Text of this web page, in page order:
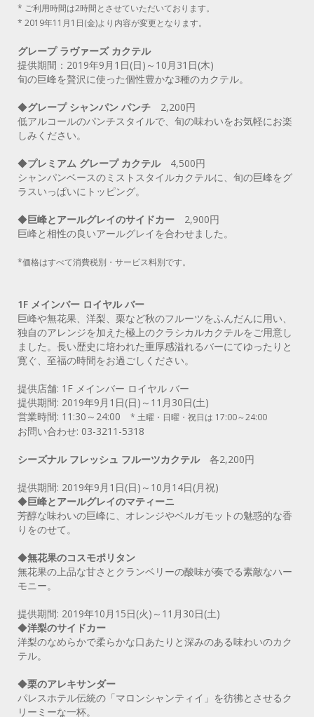
* ご利用時間は2時間とさせていただいております。
* 2019年11月1日(金)より内容が変更となります。
グレープ ラヴァーズ カクテル
提供期間：2019年9月1日(日)～10月31日(木)
旬の巨峰を贅沢に使った個性豊かな3種のカクテル。
◆グレープ シャンパン パンチ 2,200円
低アルコールのパンチスタイルで、旬の味わいをお気軽にお楽
しみください。
◆プレミアム グレープ カクテル4,500円
シャンパンベースのミストスタイルカクテルに、旬の巨峰をグ
ラスいっぱいにトッピング。
◆巨峰とアールグレイのサイドカー 2,900円
巨峰と相性の良いアールグレイを合わせました。
*価格はすべて消費税別・サービス料別です。
1F メインバー ロイヤル バー
巨峰や無花果、洋梨、栗など秋のフルーツをふんだんに用い、
独自のアレンジを加えた極上のクラシカルカクテルをご用意し
ました。長い歴史に培われた重厚感溢れるバーにてゆったりと
寛ぐ、至福の時間をお過ごしください。
提供店舗: 1F メインバー ロイヤル バー
提供期間: 2019年9月1日(日)～11月30日(土)
営業時間: 11:30～24:00 * 土曜・日曜・祝日は 17:00～24:00
お問い合わせ: 03-3211-5318
シーズナル フレッシュ フルーツカクテル各2,200円
提供期間: 2019年9月1日(日)～10月14日(月祝)
◆巨峰とアールグレイのマティーニ
芳醇な味わいの巨峰に、オレンジやベルガモットの魅惑的な香
りをのせて。
◆無花果のコスモポリタン
無花果の上品な甘さとクランベリーの酸味が奏でる素敵なハー
モニー。
提供期間: 2019年10月15日(火)～11月30日(土)
◆洋梨のサイドカー
洋梨のなめらかで柔らかな口あたりと深みのある味わいのカク
テル。
◆栗のアレキサンダー
パレスホテル伝統の「マロンシャンティイ」を彷彿とさせるク
リーミーな一杯。